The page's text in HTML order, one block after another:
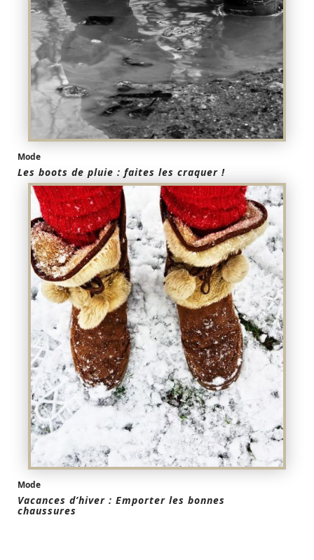
Mode
Les boots de pluie : faites les craquer !
Mode
Vacances d’hiver : Emporter les bonnes
chaussures